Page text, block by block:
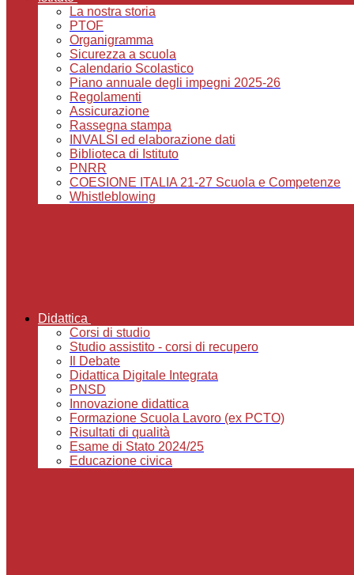
La nostra storia
PTOF
Organigramma
Sicurezza a scuola
Calendario Scolastico
Piano annuale degli impegni 2025-26
Regolamenti
Assicurazione
Rassegna stampa
INVALSI ed elaborazione dati
Biblioteca di Istituto
PNRR
COESIONE ITALIA 21-27 Scuola e Competenze
Whistleblowing
Didattica
Corsi di studio
Studio assistito - corsi di recupero
Il Debate
Didattica Digitale Integrata
PNSD
Innovazione didattica
Formazione Scuola Lavoro (ex PCTO)
Risultati di qualità
Esame di Stato 2024/25
Educazione civica